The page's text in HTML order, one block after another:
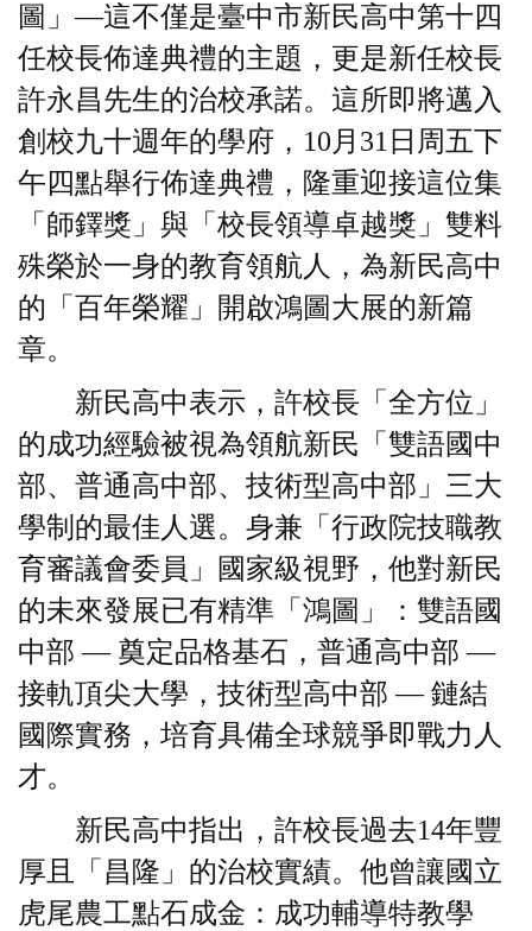
圖」—這不僅是臺中市新民高中第十四
任校長佈達典禮的主題，更是新任校長
許永昌先生的治校承諾。這所即將邁入
創校九十週年的學府，10月31日周五下
午四點舉行佈達典禮，隆重迎接這位集
「師鐸獎」與「校長領導卓越獎」雙料
殊榮於一身的教育領航人，為新民高中
的「百年榮耀」開啟鴻圖大展的新篇
章。
新民高中表示，許校長「全方位」
的成功經驗被視為領航新民「雙語國中
部、普通高中部、技術型高中部」三大
學制的最佳人選。身兼「行政院技職教
育審議會委員」國家級視野，他對新民
的未來發展已有精準「鴻圖」：雙語國
中部 — 奠定品格基石，普通高中部 —
接軌頂尖大學，技術型高中部 — 鏈結
國際實務，培育具備全球競爭即戰力人
才。
新民高中指出，許校長過去14年豐
厚且「昌隆」的治校實績。他曾讓國立
虎尾農工點石成金：成功輔導特教學